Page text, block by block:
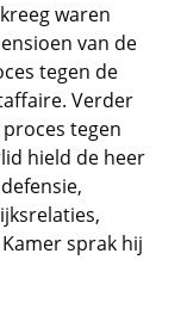
waren
van de
tegen de
Verder
tegen
hield de heer
sprak hij